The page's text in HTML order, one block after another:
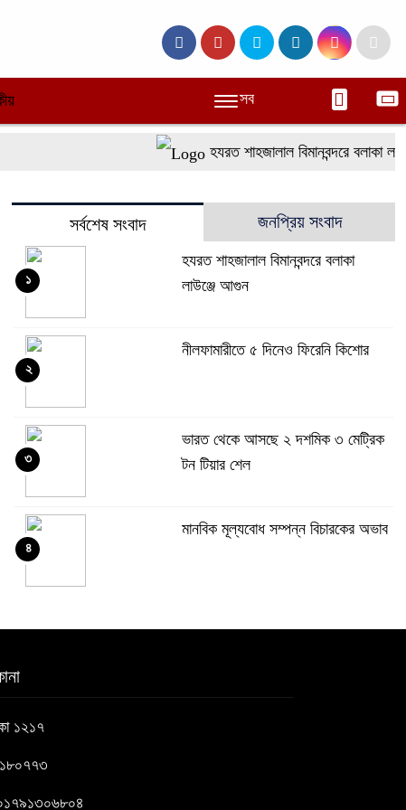
সব
হযরত শাহজালাল বিমানবন্দরে বলাকা
সর্বশেষ সংবাদ জনপ্রিয় সংবাদ
হযরত শাহজালাল বিমানবন্দরে বলাকা
লাউঞ্জে আগুন
১
নীলফামারীতে ৫ দিনেও ফিরেনি কিশোর
২
ভারত থেকে আসছে ২ দশমিক ৩ মেট্রিক
টন টিয়ার শেল
৩
মানবিক মূল্যবোধ সম্পন্ন বিচারকের অভাব
৪
৬
১২১৭
০১৭৯১৩০৬৮০৪